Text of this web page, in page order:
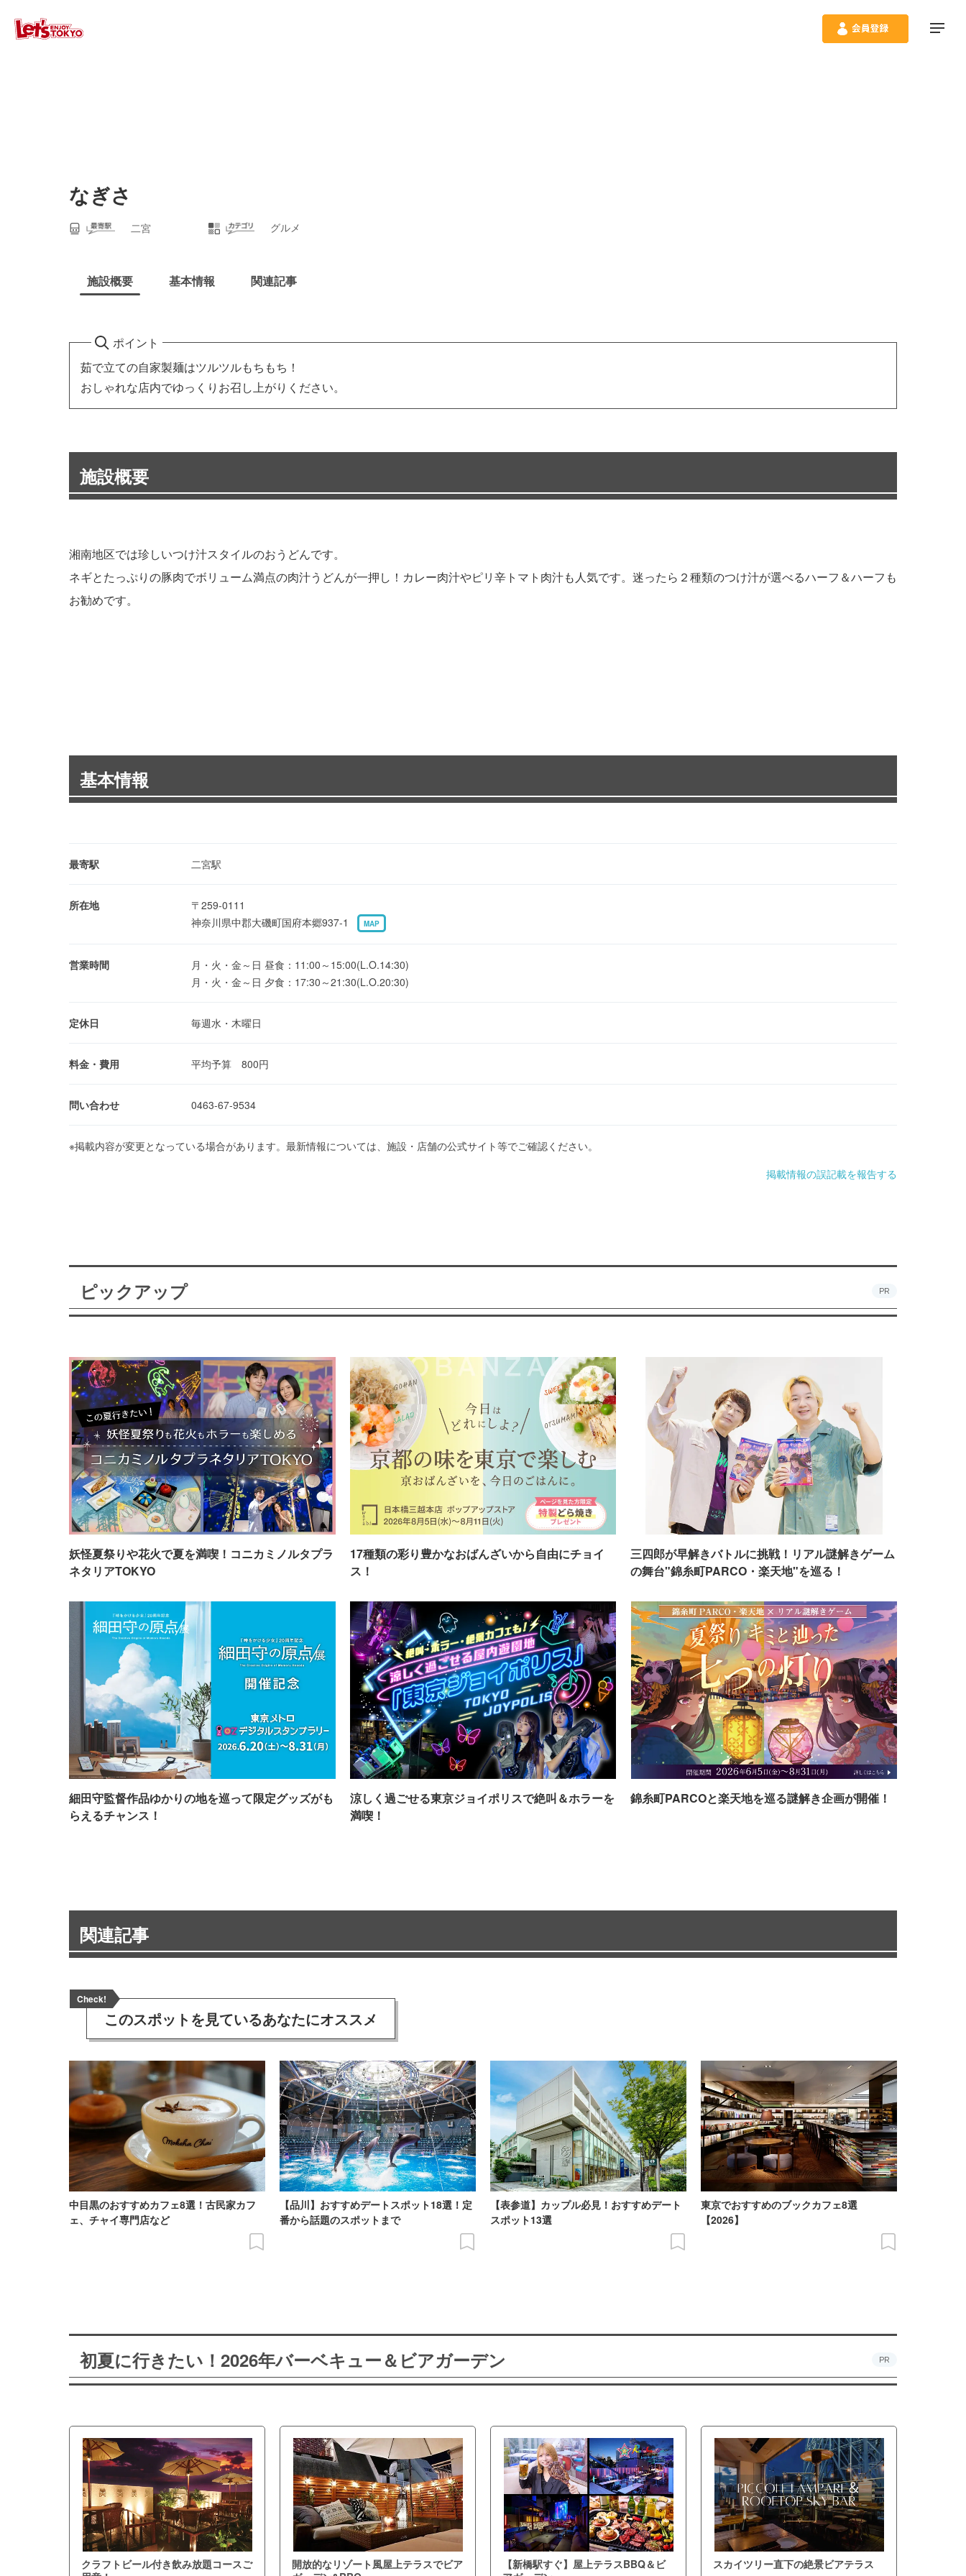
なぎさ
二宮 グルメ
施設概要 基本情報 関連記事
ポイント
茹で立ての自家製麺はツルツルもちもち！
おしゃれな店内でゆっくりお召し上がりください。
施設概要
湘南地区では珍しいつけ汁スタイルのおうどんです。
ネギとたっぷりの豚肉でボリューム満点の肉汁うどんが一押し！カレー肉汁やピリ辛トマト肉汁も人気です。迷ったら２種類のつけ汁が選べるハーフ＆ハーフも
お勧めです。
基本情報
最寄駅 二宮駅
所在地
〒259-0111
神奈川県中郡大磯町国府本郷937-1
MAP
営業時間
月・火・金～日 昼食：11:00～15:00(L.O.14:30)
月・火・金～日 夕食：17:30～21:30(L.O.20:30)
定休日 毎週水・木曜日
料金・費用 平均予算 800円
問い合わせ 0463-67-9534
※掲載内容が変更となっている場合があります。最新情報については、施設・店舗の公式サイト等でご確認ください。
掲載情報の誤記載を報告する
ピックアップ PR
妖怪夏祭りや花火で夏を満喫！コニカミノルタプラ
ネタリアTOKYO
17種類の彩り豊かなおばんざいから自由にチョイ
ス！
三四郎が早解きバトルに挑戦！リアル謎解きゲーム
の舞台"錦糸町PARCO・楽天地"を巡る！
細田守監督作品ゆかりの地を巡って限定グッズがも
らえるチャンス！
涼しく過ごせる東京ジョイポリスで絶叫＆ホラーを
満喫！
錦糸町PARCOと楽天地を巡る謎解き企画が開催！
関連記事
Check!
このスポットを見ているあなたにオススメ
中目黒のおすすめカフェ8選！古民家カフ
ェ、チャイ専門店など
【品川】おすすめデートスポット18選！定
番から話題のスポットまで
【表参道】カップル必見！おすすめデート
スポット13選
東京でおすすめのブックカフェ8選
【2026】
初夏に行きたい！2026年バーベキュー＆ビアガーデン PR
クラフトビール付き飲み放題コースご
開放的なリゾート風屋上テラスでビア
【新橋駅すぐ】屋上テラスBBQ＆ビ
スカイツリー直下の絶景ビアテラス